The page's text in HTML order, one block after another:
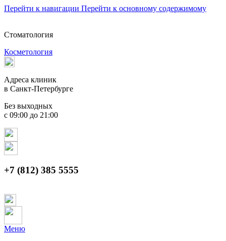
Перейти к навигации Перейти к основному содержимому
Стоматология
Косметология
Адреса клиник
в Санкт-Петербурге
Без выходных
с 09:00 до 21:00
+7 (812) 385 5555
Меню